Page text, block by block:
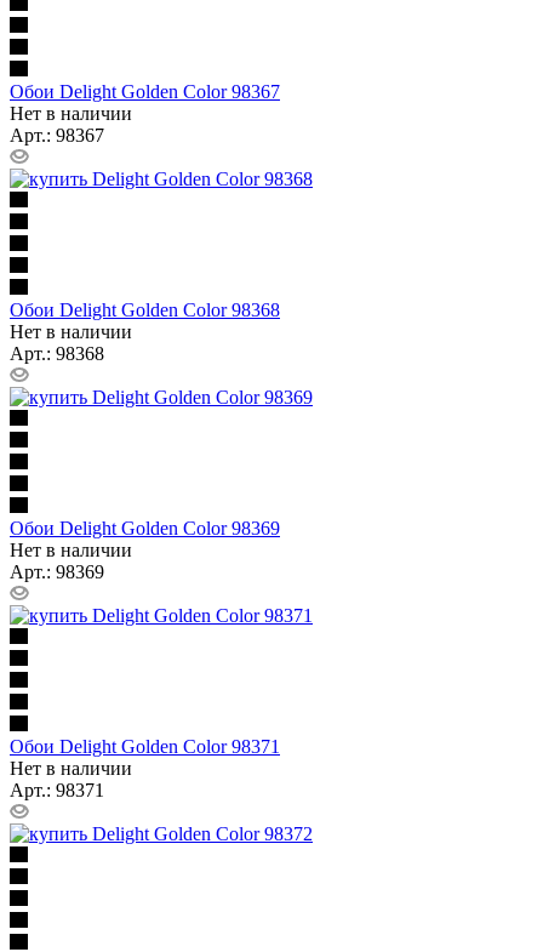
Обои Delight Golden Color 98367
Нет в наличии
Арт.: 98367
Обои Delight Golden Color 98368
Нет в наличии
Арт.: 98368
Обои Delight Golden Color 98369
Нет в наличии
Арт.: 98369
Обои Delight Golden Color 98371
Нет в наличии
Арт.: 98371